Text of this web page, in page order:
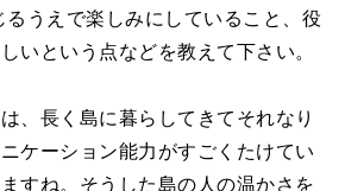
うえで楽しみにしていること、役
いという点などを教えて下さい。
、長く島に暮らしてきてそれなり
ケーション能力がすごくたけてい
すね。そうした島の人の温かさを